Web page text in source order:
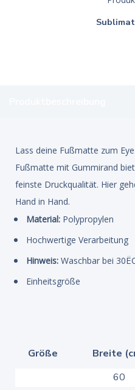
Lass deine Fußmatte zum
Fußmatte mit Gummirand
feinste Druckqualität. Hier
Hand in Hand.
Material: Polypropylen
Hochwertige Verarbeitung
Hinweis: Waschbar bei
Einheitsgröße
Größe Breite
60